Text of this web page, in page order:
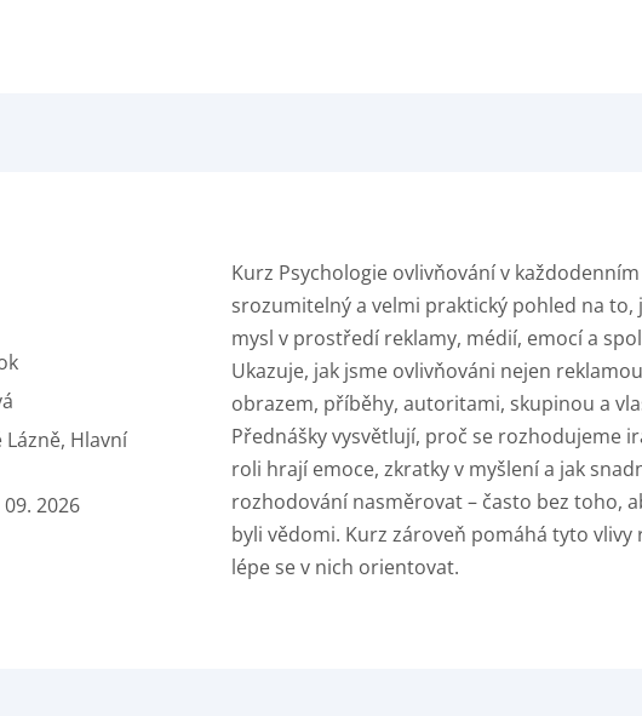
Hlavní
2026
Kurz Psychologie ovlivňování v
srozumitelný a velmi praktický pohled na to,
mysl v prostředí reklamy, médií, emocí a
Ukazuje, jak jsme ovlivňováni nejen
obrazem, příběhy, autoritami, skupinou a
Přednášky vysvětlují, proč se rozhodujeme
roli hrají emoce, zkratky v myšlení a jak
rozhodování nasměrovat – často bez toho,
byli vědomi. Kurz zároveň pomáhá tyto vlivy
lépe se v nich orientovat.